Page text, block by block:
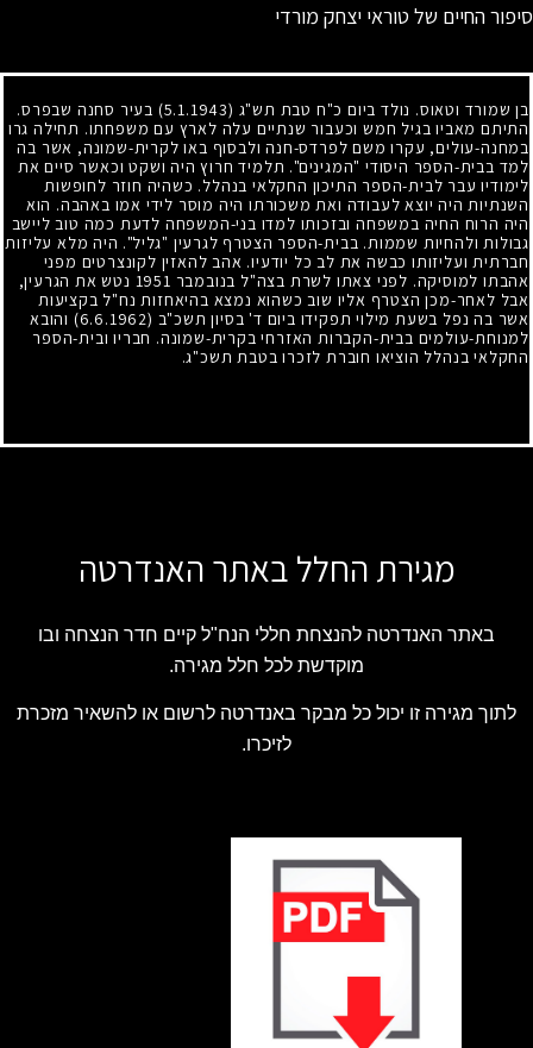
סיפור החיים של טוראי יצחק מורדי
בן שמורד וטאוס. נולד ביום כ"ח טבת תש"ג (5.1.1943) בעיר סחנה שבפרס.
התיתם מאביו בגיל חמש וכעבור שנתיים עלה לארץ עם משפחתו. תחילה גרו
במחנה-עולים, עקרו משם לפרדס-חנה ולבסוף באו לקרית-שמונה, אשר בה
למד בבית-הספר היסודי "המגינים". תלמיד חרוץ היה ושקט וכאשר סיים את
לימודיו עבר לבית-הספר התיכון החקלאי בנהלל. כשהיה חוזר לחופשות
השנתיות היה יוצא לעבודה ואת משכורתו היה מוסר לידי אמו באהבה. הוא
היה הרוח החיה במשפחה ובזכותו למדו בני-המשפחה לדעת כמה טוב ליישב
גבולות ולהחיות שממות. בבית-הספר הצטרף לגרעין "גליל". היה מלא עליזות
חברתית ועליזותו כבשה את לב כל יודעיו. אהב להאזין לקונצרטים מפני
אהבתו למוסיקה. לפני צאתו לשרת בצה"ל בנובמבר 1951 נטש את הגרעין,
אבל לאחר-מכן הצטרף אליו שוב כשהוא נמצא בהיאחזות נח"ל בקציעות
אשר בה נפל בשעת מילוי תפקידו ביום ד' בסיון תשכ"ב (6.6.1962)
והובא
למנוחת-עולמים בבית-הקברות האזרחי בקרית-שמונה. חבריו ובית-הספר
החקלאי בנהלל הוציאו חוברת לזכרו בטבת תשכ"ג.
מגירת החלל באתר האנדרטה
באתר האנדרטה להנצחת חללי הנח"ל קיים חדר הנצחה ובו
מוקדשת לכל חלל מגירה.
לתוך מגירה זו יכול כל מבקר באנדרטה לרשום או להשאיר מזכרת
לזיכרו.